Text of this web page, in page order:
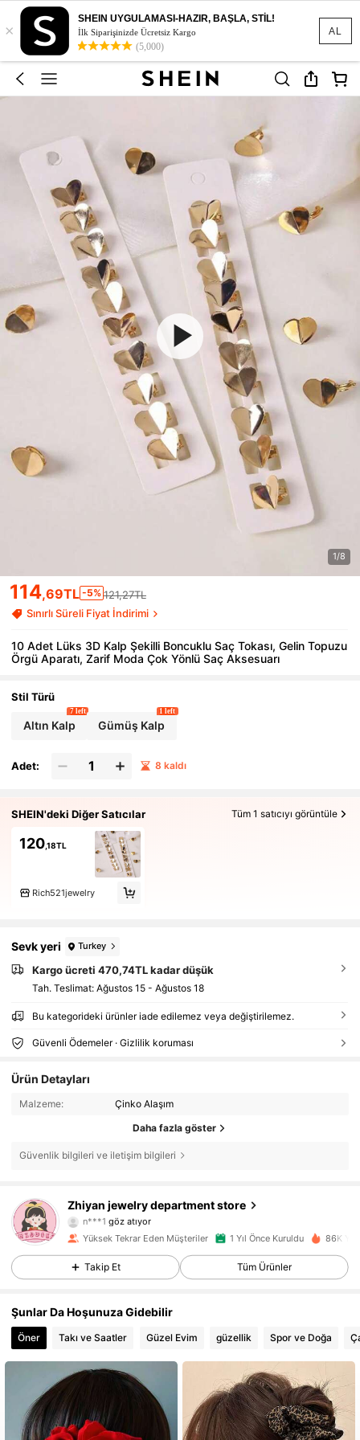
AL
×
SHEIN UYGULAMASI-HAZIR, BAŞLA, STİL!
İlk Siparişinizde Ücretsiz Kargo
(5,000)
1/8
114,69TL -5% 121,27TL
Sınırlı Süreli Fiyat İndirimi
10 Adet Lüks 3D Kalp Şekilli Boncuklu Saç Tokası, Gelin Topuzu
Örgü Aparatı, Zarif Moda Çok Yönlü Saç Aksesuarı
Stil Türü
Altın Kalp
7 left
Gümüş Kalp
1 left
Adet: 8 kaldı
SHEIN'deki Diğer Satıcılar Tüm 1 satıcıyı görüntüle
120,18TL
Rich521jewelry
Sevk yeri Turkey
Kargo ücreti 470,74TL kadar düşük
Tah. Teslimat: Ağustos 15 - Ağustos 18
Bu kategorideki ürünler iade edilemez veya değiştirilemez.
Güvenli Ödemeler · Gizlilik koruması
Ürün Detayları
Malzeme: Çinko Alaşım
Daha fazla göster
Güvenlik bilgileri ve iletişim bilgileri
Zhiyan jewelry department store
n***1 göz atıyor
4,91
3.1K Takipçiler
4,91 3.1K Takipçiler
4,91 3.1K Takipçiler
3.1K Takipçiler
4,91 3.1K Takipçiler
Yüksek Tekrar Eden Müşteriler 1 Yıl Önce Kuruldu 86K
Takip Et Tüm Ürünler
Şunlar Da Hoşunuza Gidebilir
Öner Takı ve Saatler Güzel Evim güzellik Spor ve Doğa